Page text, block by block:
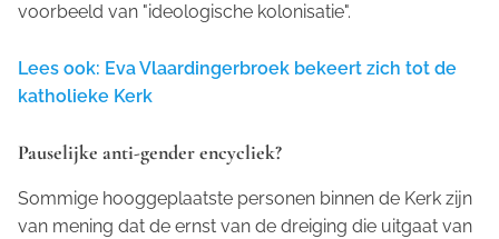
voorbeeld van "ideologische kolonisatie".
Lees ook: Eva Vlaardingerbroek bekeert zich tot de
katholieke Kerk
Pauselijke anti-gender encycliek?
Sommige hooggeplaatste personen binnen de Kerk zijn
van mening dat de ernst van de dreiging die uitgaat van